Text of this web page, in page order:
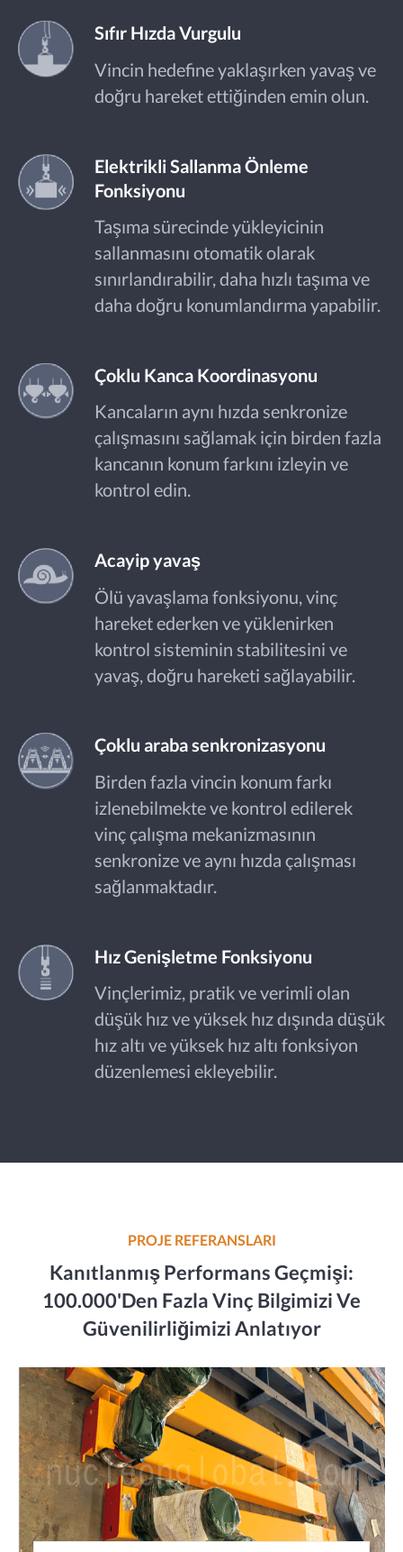
Sıfır Hızda Vurgulu
Vincin hedefine yaklaşırken yavaş ve
doğru hareket ettiğinden emin olun.
Elektrikli Sallanma Önleme
Fonksiyonu
Taşıma sürecinde yükleyicinin
sallanmasını otomatik olarak
sınırlandırabilir, daha hızlı taşıma ve
daha doğru konumlandırma yapabilir.
Çoklu Kanca Koordinasyonu
Kancaların aynı hızda senkronize
çalışmasını sağlamak için birden fazla
kancanın konum farkını izleyin ve
kontrol edin.
Acayip yavaş
Ölü yavaşlama fonksiyonu, vinç
hareket ederken ve yüklenirken
kontrol sisteminin stabilitesini ve
yavaş, doğru hareketi sağlayabilir.
Çoklu araba senkronizasyonu
Birden fazla vincin konum farkı
izlenebilmekte ve kontrol edilerek
vinç çalışma mekanizmasının
senkronize ve aynı hızda çalışması
sağlanmaktadır.
Hız Genişletme Fonksiyonu
Vinçlerimiz, pratik ve verimli olan
düşük hız ve yüksek hız dışında düşük
hız altı ve yüksek hız altı fonksiyon
düzenlemesi ekleyebilir.
PROJE REFERANSLARI
Kanıtlanmış Performans Geçmişi:
100.000'den Fazla Vinç Bilgimizi Ve
Güvenilirliğimizi Anlatıyor